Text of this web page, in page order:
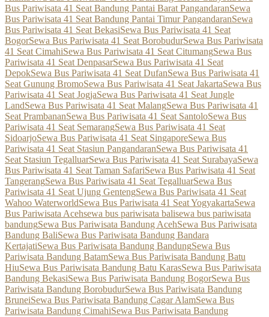
Bus Pariwisata 41 Seat Bandung Pantai Barat PangandaranSewa
Bus Pariwisata 41 Seat Bandung Pantai Timur PangandaranSewa
Bus Pariwisata 41 Seat BekasiSewa Bus Pariwisata 41 Seat
BogorSewa Bus Pariwisata 41 Seat BorobudurSewa Bus Pariwisata
41 Seat CimahiSewa Bus Pariwisata 41 Seat CitumangSewa Bus
Pariwisata 41 Seat DenpasarSewa Bus Pariwisata 41 Seat
DepokSewa Bus Pariwisata 41 Seat DufanSewa Bus Pariwisata 41
Seat Gunung BromoSewa Bus Pariwisata 41 Seat JakartaSewa Bus
Pariwisata 41 Seat JogjaSewa Bus Pariwisata 41 Seat Jungle
LandSewa Bus Pariwisata 41 Seat MalangSewa Bus Pariwisata 41
Seat PrambananSewa Bus Pariwisata 41 Seat SantoloSewa Bus
Pariwisata 41 Seat SemarangSewa Bus Pariwisata 41 Seat
SidoarjoSewa Bus Pariwisata 41 Seat SingaporeSewa Bus
Pariwisata 41 Seat Stasiun PangandaranSewa Bus Pariwisata 41
Seat Stasiun TegalluarSewa Bus Pariwisata 41 Seat SurabayaSewa
Bus Pariwisata 41 Seat Taman SafariSewa Bus Pariwisata 41 Seat
TangerangSewa Bus Pariwisata 41 Seat TegalluarSewa Bus
Pariwisata 41 Seat Ujung GentengSewa Bus Pariwisata 41 Seat
Wahoo WaterworldSewa Bus Pariwisata 41 Seat YogyakartaSewa
Bus Pariwisata Acehsewa bus pariwisata balisewa bus pariwisata
bandungSewa Bus Pariwisata Bandung AcehSewa Bus Pariwisata
Bandung BaliSewa Bus Pariwisata Bandung Bandara
KertajatiSewa Bus Pariwisata Bandung BandungSewa Bus
Pariwisata Bandung BatamSewa Bus Pariwisata Bandung Batu
HiuSewa Bus Pariwisata Bandung Batu KarasSewa Bus Pariwisata
Bandung BekasiSewa Bus Pariwisata Bandung BogorSewa Bus
Pariwisata Bandung BorobudurSewa Bus Pariwisata Bandung
BruneiSewa Bus Pariwisata Bandung Cagar AlamSewa Bus
Pariwisata Bandung CimahiSewa Bus Pariwisata Bandung